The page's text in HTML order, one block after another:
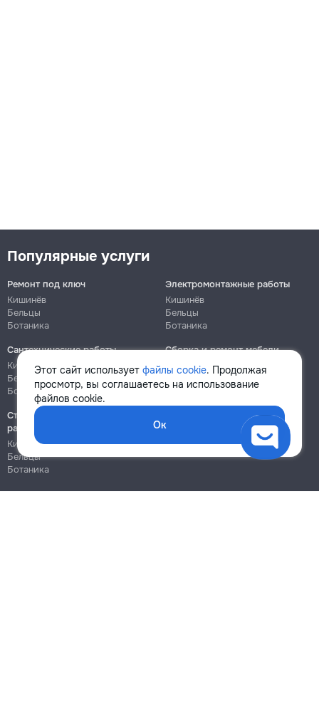
Этот сайт использует файлы cookie. Продолжая
просмотр, вы соглашаетесь на использование
файлов cookie.
Ок
Популярные услуги
Ремонт под ключ
Кишинёв
Бельцы
Ботаника
Электромонтажные работы
Кишинёв
Бельцы
Ботаника
Сантехнические работы
Кишинёв
Бельцы
Ботаника
Сборка и ремонт мебели
Кишинёв
Ботаника
Строительно-монтажные
работы
Кишинёв
Бельцы
Ботаника